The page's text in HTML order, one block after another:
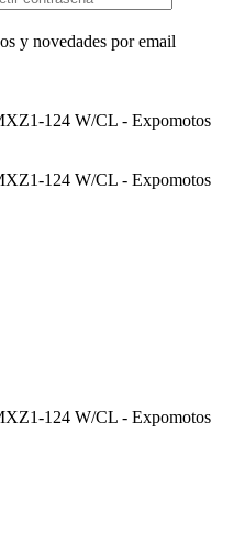
y novedades por email